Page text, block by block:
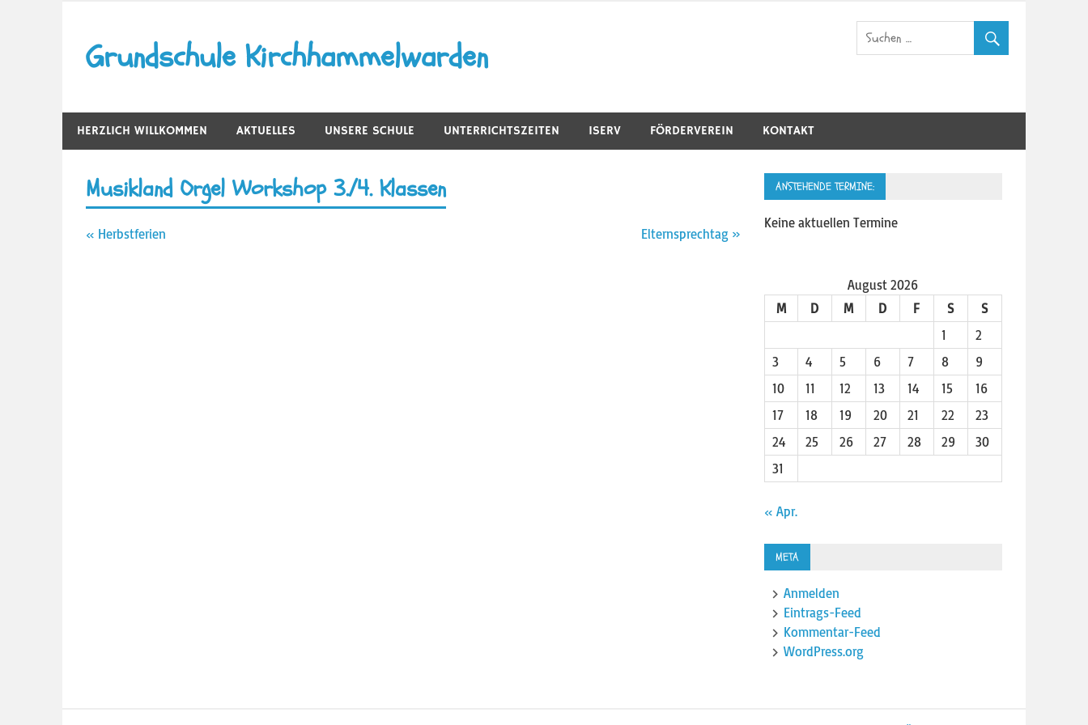
springen
Grundschule Kirchhammelwarden
HERZLICH WILLKOMMEN AKTUELLES UNSERE SCHULE UNTERRICHTSZEITEN ISERV FÖRDERVEREIN KONTAKT
Musikland Orgel Workshop 3./4. Klassen
Beitragsnavigation
« Herbstferien Elternsprechtag »
ANSTEHENDE TERMINE:
Keine aktuellen Termine
August 2026
M
D M D F S
S
1
2
3
4 5 6 7 8
9
10
11 12 13 14 15
16
17
18 19 20 21 22
23
24
25 26 27 28 29
30
31
« Apr.
META
Anmelden
Eintrags-Feed
Kommentar-Feed
WordPress.org